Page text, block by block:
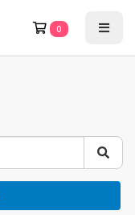
0